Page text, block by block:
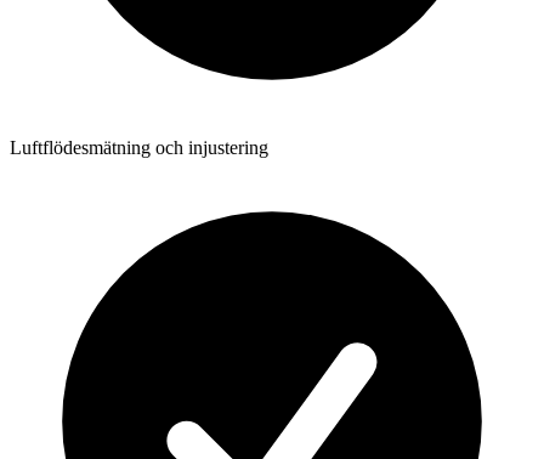
Luftflödesmätning och injustering